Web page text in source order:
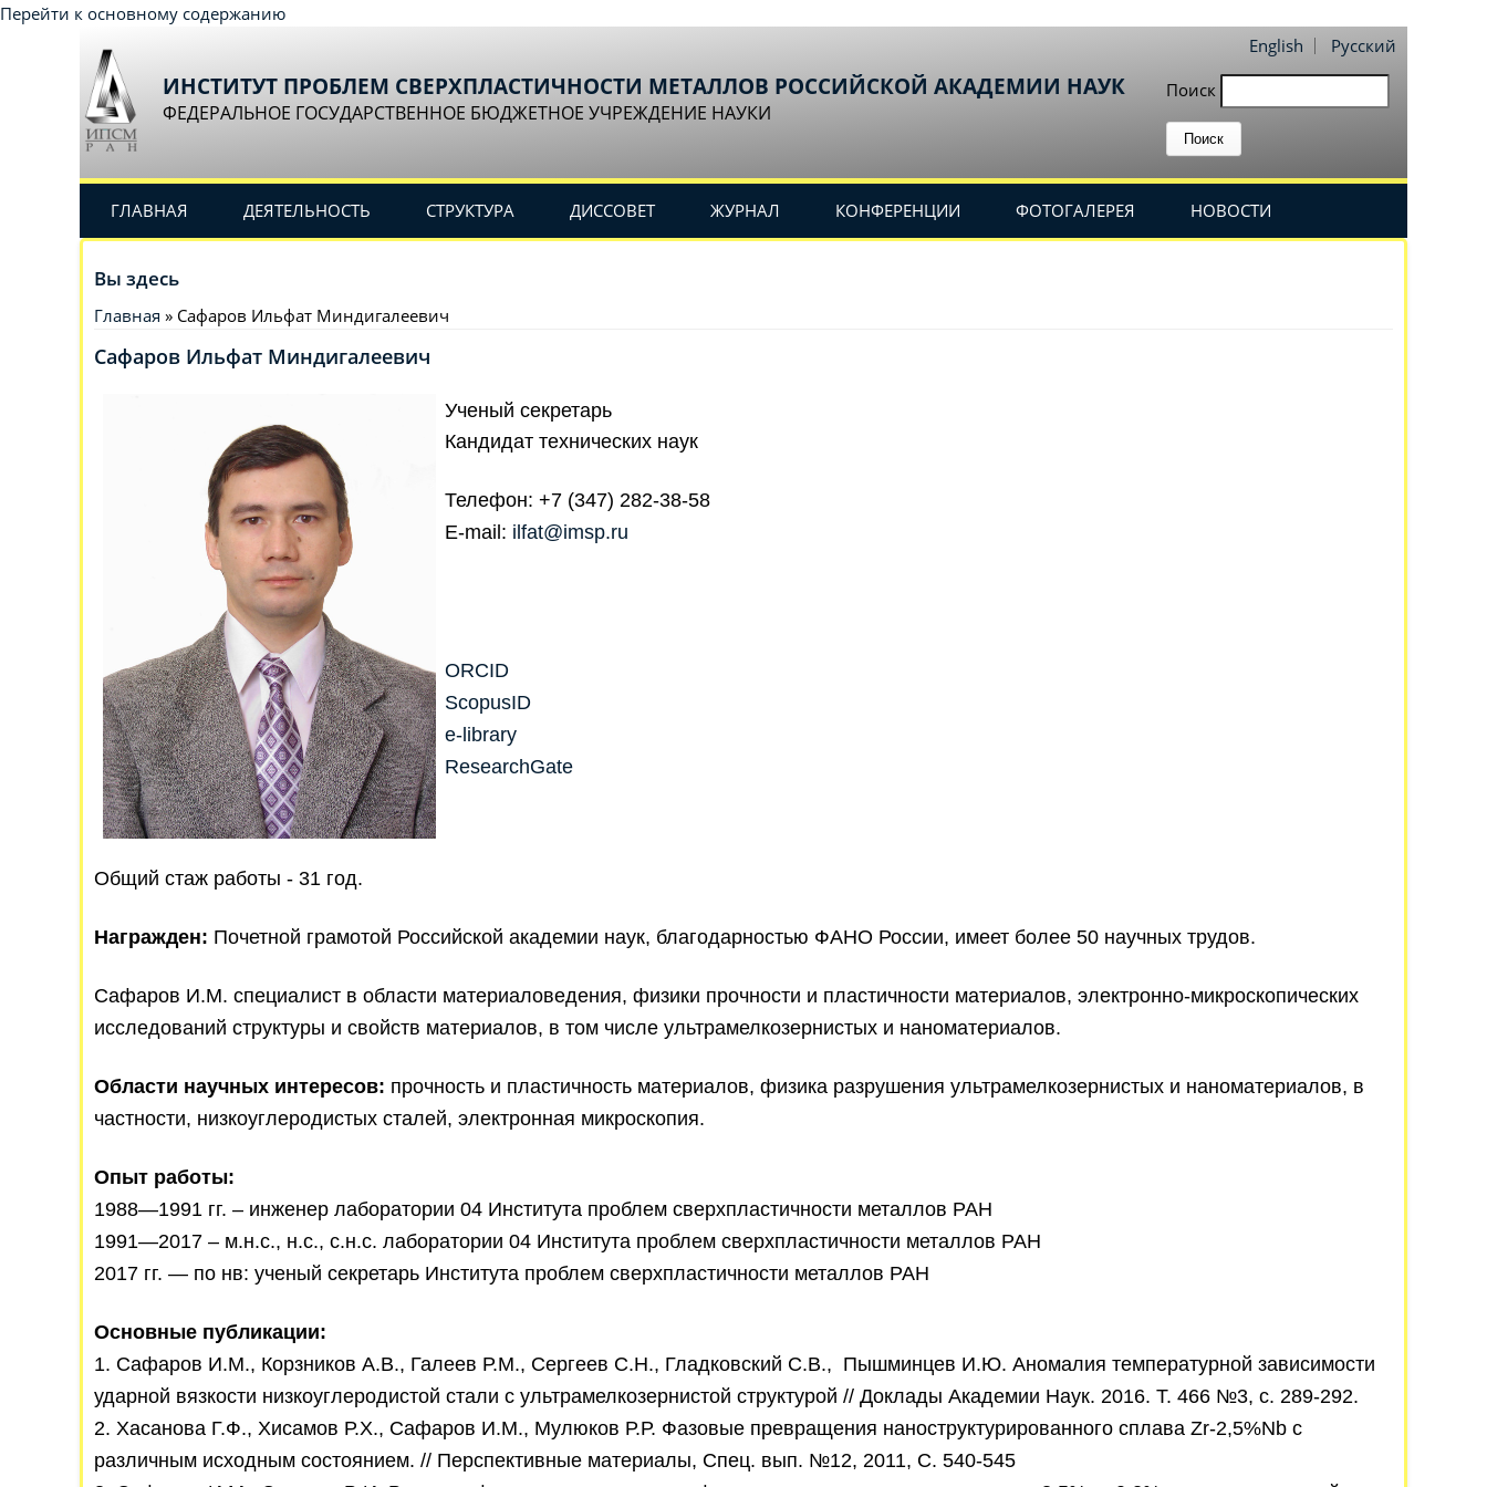
Перейти к основному содержанию
English
Русский
Поиск
ИНСТИТУТ ПРОБЛЕМ СВЕРХПЛАСТИЧНОСТИ МЕТАЛЛОВ РОССИЙСКОЙ АКАДЕМИИ НАУК
ФЕДЕРАЛЬНОЕ ГОСУДАРСТВЕННОЕ БЮДЖЕТНОЕ УЧРЕЖДЕНИЕ НАУКИ
ГЛАВНАЯ ДЕЯТЕЛЬНОСТЬ СТРУКТУРА ДИССОВЕТ ЖУРНАЛ КОНФЕРЕНЦИИ ФОТОГАЛЕРЕЯ НОВОСТИ
Вы здесь
Главная » Сафаров Ильфат Миндигалеевич
Сафаров Ильфат Миндигалеевич
Ученый секретарь
Кандидат технических наук
Телефон: +7 (347) 282-38-58
E-mail: ilfat@imsp.ru
ORCID
ScopusID
e-library
ResearchGate
Общий стаж работы - 31 год.
Награжден: Почетной грамотой Российской академии наук, благодарностью ФАНО России, имеет более 50 научных трудов.
Сафаров И.М. специалист в области материаловедения, физики прочности и пластичности материалов, электронно-микроскопических
исследований структуры и свойств материалов, в том числе ультрамелкозернистых и наноматериалов.
Области научных интересов: прочность и пластичность материалов, физика разрушения ультрамелкозернистых и наноматериалов, в
частности, низкоуглеродистых сталей, электронная микроскопия.
Опыт работы:
1988―1991 гг. – инженер лаборатории 04 Института проблем сверхпластичности металлов РАН
1991―2017 – м.н.с., н.с., с.н.с. лаборатории 04 Института проблем сверхпластичности металлов РАН
2017 гг. ― по нв: ученый секретарь Института проблем сверхпластичности металлов РАН
Основные публикации:
1. Сафаров И.М., Корзников А.В., Галеев Р.М., Сергеев С.Н., Гладковский С.В., Пышминцев И.Ю. Аномалия температурной зависимости
ударной вязкости низкоуглеродистой стали с ультрамелкозернистой структурой // Доклады Академии Наук. 2016. Т. 466 №3, с. 289-292.
2. Хасанова Г.Ф., Хисамов Р.Х., Сафаров И.М., Мулюков Р.Р. Фазовые превращения наноструктурированного сплава Zr-2,5%Nb с
различным исходным состоянием. // Перспективные материалы, Спец. вып. №12, 2011, С. 540-545